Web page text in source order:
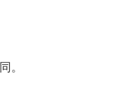
。